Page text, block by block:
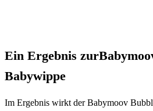
Ein Ergebnis
Babywippe
Im Ergebnis wirkt der Babymoov